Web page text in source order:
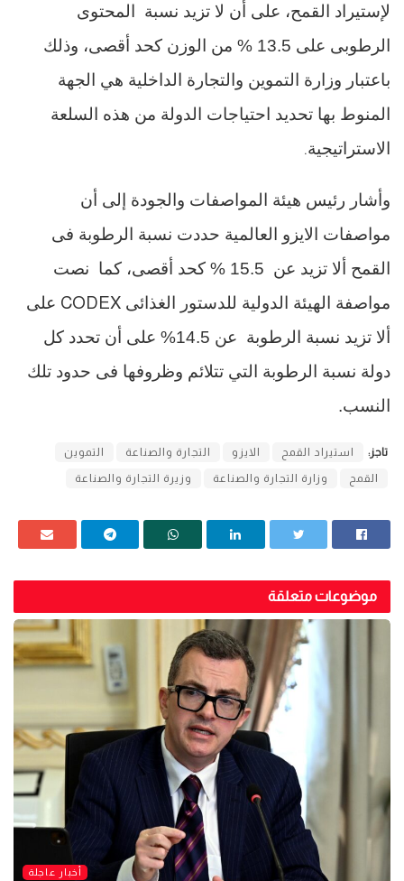
لإستيراد القمح، على أن لا تزيد نسبة المحتوى
الرطوبى على 13.5 % من الوزن كحد أقصى، وذلك
باعتبار وزارة التموين والتجارة الداخلية هي الجهة
المنوط بها تحديد احتياجات الدولة من هذه السلعة
الاستراتيجية.
وأشار رئيس هيئة المواصفات والجودة إلى أن
مواصفات الايزو العالمية حددت نسبة الرطوبة فى
القمح ألا تزيد عن 15.5 % كحد أقصى، كما
نصت
مواصفة الهيئة الدولية للدستور الغذائى CODEX على
ألا تزيد نسبة الرطوبة
عن 14.5% على أن تحدد كل
دولة نسبة الرطوبة التي تتلائم وظروفها فى حدود تلك
النسب.
تاجز: استيراد القمح الايزو التجارة والصناعة التموين
القمح وزارة التجارة والصناعة وزيرة التجارة والصناعة
موضوعات متعلقة
أخبار عاجلة